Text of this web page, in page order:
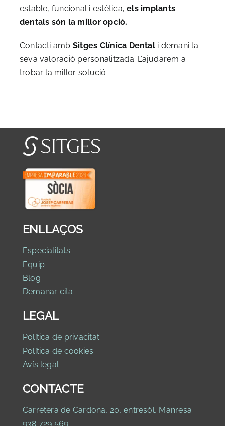
estable, funcional i estètica,els implants
dentals són la millor opció.
Contacti amb Sitges Clínica Dentali demani la
seva valoració personalitzada. L’ajudarem a
trobar la millor solució.
ENLLAÇOS
Especialitats
Equip
Blog
Demanar cita
LEGAL
Política de privacitat
Política de cookies
Avís legal
CONTACTE
Carretera de Cardona, 20, entresòl, Manresa
938 729 569